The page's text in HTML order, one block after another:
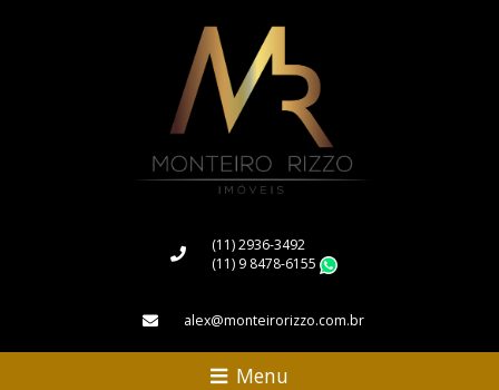
(11) 2936-3492
(11) 9 8478-6155
alex@monteirorizzo.com.br
Menu